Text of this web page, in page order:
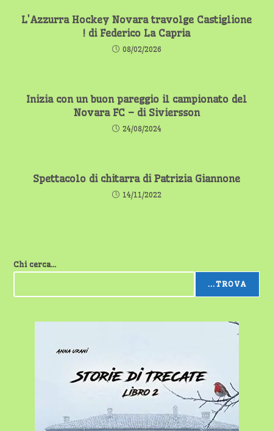
L’Azzurra Hockey Novara travolge Castiglione
! di Federico La Capria
08/02/2026
Inizia con un buon pareggio il campionato del
Novara FC – di Siviersson
24/08/2024
Spettacolo di chitarra di Patrizia Giannone
14/11/2022
Chi cerca...
...TROVA